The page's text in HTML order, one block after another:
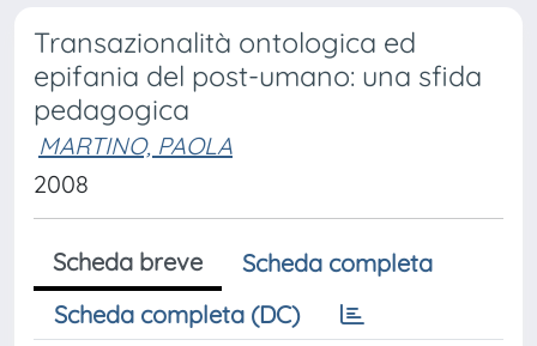
Transazionalità ontologica ed
epifania del post-umano: una sfida
pedagogica
MARTINO, PAOLA
2008
Scheda breve
Scheda completa
Scheda completa (DC)